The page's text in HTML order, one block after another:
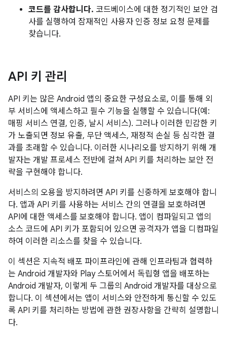
코드를 감사합니다. 코드베이스에 대한 정기적인 보안 검
사를 실행하여 잠재적인 사용자 인증 정보 요청 문제를
찾습니다.
API 키 관리
API 키는 많은 Android 앱의 중요한 구성요소로, 이를 통해 외
부 서비스에 액세스하고 필수 기능을 실행할 수 있습니다(예:
매핑 서비스 연결, 인증, 날시 서비스). 그러나 이러한 민감한 키
가 노출되면 정보 유출, 무단 액세스, 재정적 손실 등 심각한 결
과를 초래할 수 있습니다. 이러한 시나리오를 방지하기 위해 개
발자는 개발 프로세스 전반에 걸쳐 API 키를 처리하는 보안 전
략을 구현해야 합니다.
서비스의 오용을 방지하려면 API 키를 신중하게 보호해야 합니
다. 앱과 API 키를 사용하는 서비스 간의 연결을 보호하려면
API에 대한 액세스를 보호해야 합니다. 앱이 컴파일되고 앱의
소스 코드에 API 키가 포함되어 있으면 공격자가 앱을 디컴파일
하여 이러한 리소스를 찾을 수 있습니다.
이 섹션은 지속적 배포 파이프라인에 관해 인프라팀과 협력하
는 Android 개발자와 Play 스토어에서 독립형 앱을 배포하는
Android 개발자, 이렇게 두 그룹의 Android 개발자를 대상으로
합니다. 이 섹션에서는 앱이 서비스와 안전하게 통신할 수 있도
록 API 키를 처리하는 방법에 관한 권장사항을 간략히 설명합니
다.